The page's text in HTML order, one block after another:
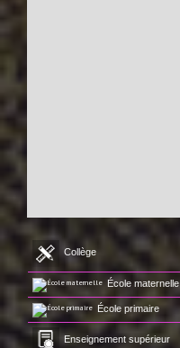
Collège
École maternelle
École primaire
Enseignement supérieur